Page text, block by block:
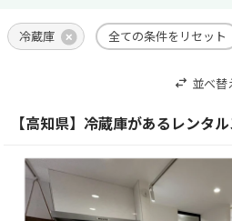
冷蔵庫 全ての条件をリセット
並べ替
【高知県】冷蔵庫があるレンタ